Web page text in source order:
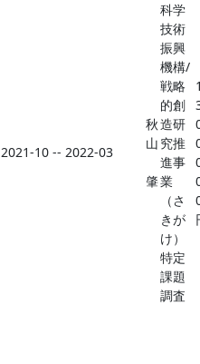
2021-10 -- 2022-03
秋
山
肇
科学
技術
振興
機構/
戦略
的創
造研
究推
進事
業
（さ
きが
け）
特定
課題
調査